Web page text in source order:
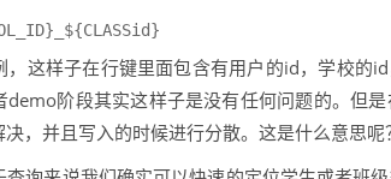
，这样子在行键里面包含有用户的id，学校的
demo阶段其实这样子是没有任何问题的。但
，并且写入的时候进行分散。这是什么意思呢